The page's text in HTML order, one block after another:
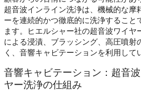
超音波インライン洗浄は、機械的な摩
ーを連続的かつ徹底的に洗浄すること
ます。ヒエルシャー社の超音波ワイヤ
による浸漬、ブラッシング、高圧噴射
く、音響キャビテーションを利用して
音響キャビテーション：超音
ヤー洗浄の仕組み